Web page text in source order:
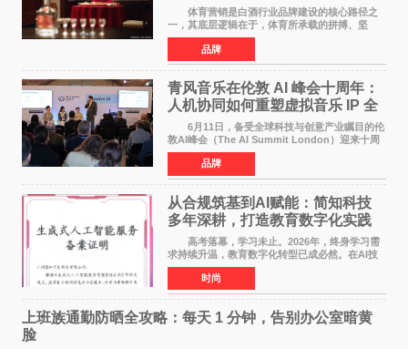
体育营销是白酒行业品牌建设的核心路径之
一，其底层逻辑在于，体育所承载的拼搏、坚
守、超越等正向精神，能为白酒品牌注入人格化
的精神内核，同时体育受众与白酒主流消费群体
高度重合，可有效
品牌
青风音乐在伦敦 AI 峰会十周年：
人机协同如何重塑虚拟音乐 IP 全
球化路径？
6月11日，备受全球科技与创意产业瞩目的伦
敦AI峰会（The AI Summit London）迎来十周
年盛典。这场横跨科技、文娱、资本的国际盛
会，持续定义着 AI 产业落地的前沿风向。 当
行业普遍陷
品牌
从合规筑基到AI赋能：简知科技
多年深耕，打造教育数字化实践
范本
高考落幕，学习未止。2026年，终身学习需
求持续升温，教育数字化转型已成必然。在AI技
术已经全面融入教育领域的形式下，传统在线教
育统一教学之弊、AI内容监管之难、数据安全之
忧，亦随之凸显
时尚
上班族通勤防晒全攻略：每天 1 分钟，告别办公室暗黄
脸